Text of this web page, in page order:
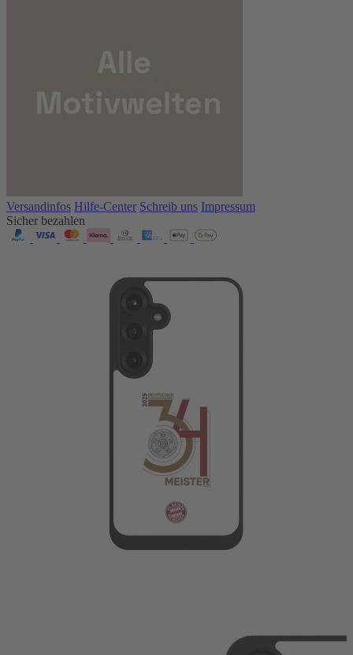
Versandinfos Hilfe-Center Schreib uns Impressum
Sicher bezahlen